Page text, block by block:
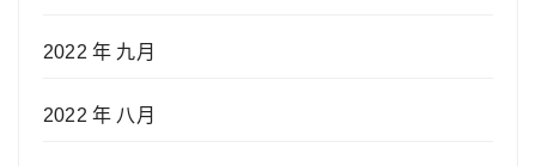
2022 年 九月
2022 年 八月